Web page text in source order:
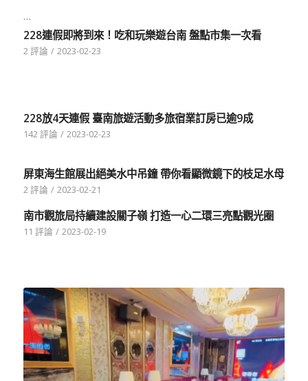
…
228連假即將到來！吃和玩樂遊台南 盤點市集一次看
2 評論 / 2023-02-23
228放4天連假 臺南旅遊活動多旅宿業訂房已逾9成
142 評論 / 2023-02-23
屏東海生館展出絕美水中吊鐘 帶你看顯微鏡下的枝足水母
2 評論 / 2023-02-21
南市觀旅局持續建設關子嶺 打造一心二環三亮點觀光圈
11 評論 / 2023-02-19